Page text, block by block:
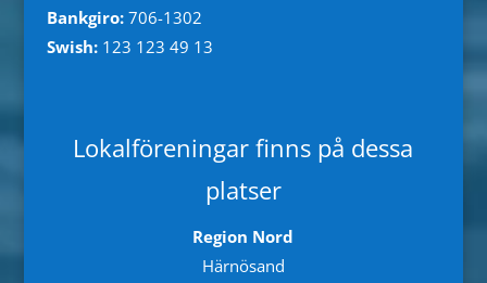
Bankgiro:706-1302
Swish:123 123 49 13
Lokalföreningar finns på dessa
platser
Region Nord
Härnösand